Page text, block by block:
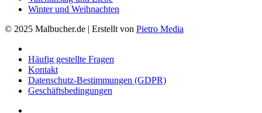
Winter und Weihnachten
© 2025 Malbucher.de | Erstellt von Pietro Media
Häufig gestellte Fragen
Kontakt
Datenschutz-Bestimmungen (GDPR)
Geschäftsbedingungen